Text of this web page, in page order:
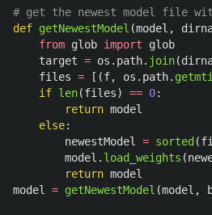
def getNewestModel (model ,
from glob import
glob
target = os . path. join(
files = [(f, os . path.
if len(files) == 0:
return model
else:
newestModel = sorted (
model . load_weights (
return model
model = getNewestModel (model ,